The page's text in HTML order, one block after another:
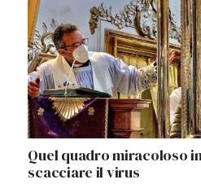
Quel quadro miracoloso
scacciare il virus